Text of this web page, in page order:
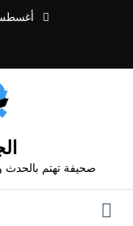
أغسطس 9,
صحيفة تهتم بالحدث